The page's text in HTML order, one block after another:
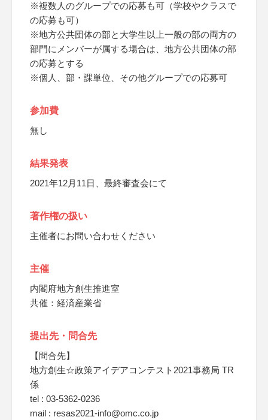
※複数人のグループでの応募も可（学校やクラスで
の応募も可）
※地方公共団体の部と大学生以上一般の部の両方の
部門にメンバーが属する場合は、地方公共団体の部
の応募とする
※個人、部・課単位、その他グループでの応募可
参加費
無し
結果発表
2021年12月11日、最終審査会にて
著作権の扱い
主催者にお問い合わせください
主催
内閣府地方創生推進室
共催：経済産業省
提出先・問合先
【問合先】
地方創生☆政策アイデアコンテスト2021事務局 TR
係
tel : 03-5362-0236
mail : resas2021-info@omc.co.jp